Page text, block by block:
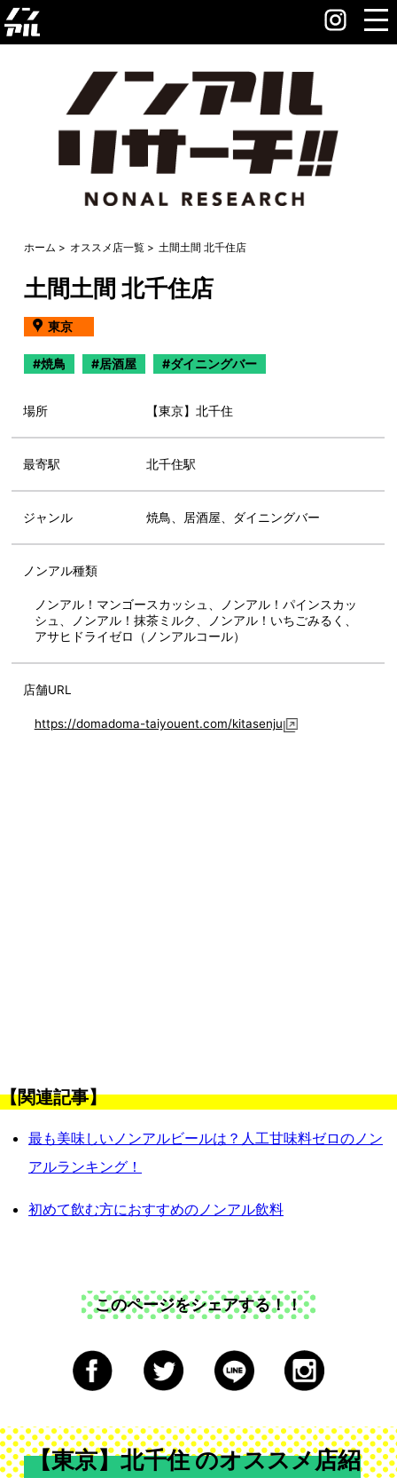
ホーム オススメ店一覧 土間土間 北千住店
土間土間 北千住店
東京
焼鳥 居酒屋 ダイニングバー
場所 【東京】北千住
最寄駅 北千住駅
ジャンル 焼鳥、居酒屋、ダイニングバー
ノンアル種類
ノンアル！マンゴースカッシュ、ノンアル！パインスカッ
シュ、ノンアル！抹茶ミルク、ノンアル！いちごみるく、
アサヒドライゼロ（ノンアルコール）
店舗URL
https://domadoma-taiyouent.com/kitasenju
【関連記事】
最も美味しいノンアルビールは？人工甘味料ゼロのノン
アルランキング！
初めて飲む方におすすめのノンアル飲料
このページをシェアする！！
【東京】北千住 のオススメ店紹